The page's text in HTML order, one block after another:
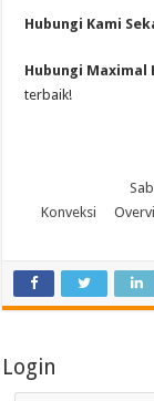
Hubungi Kami
Hubungi Maximal
terbaik!
Konveksi
Login